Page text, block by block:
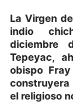
La Virgen
indio
diciembre
Tepeyac,
obispo
construyera
el religioso